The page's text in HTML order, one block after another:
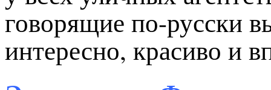
говорящие по-русски
интересно, красиво и